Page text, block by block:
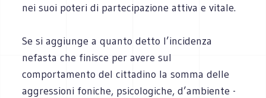
nei suoi poteri di partecipazione attiva e vitale.
Se si aggiunge a quanto detto l’incidenza
nefasta che finisce per avere sul
comportamento del cittadino la somma delle
aggressioni foniche, psicologiche, d’ambiente -